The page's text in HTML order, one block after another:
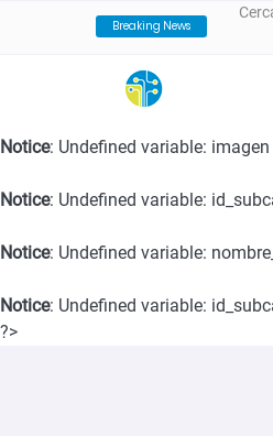
Breaking News
: Undefined variable: fecha in
Notice: Undefined variable: imagen
Notice: Undefined variable:
Notice: Undefined variable:
Notice: Undefined variable:
?>